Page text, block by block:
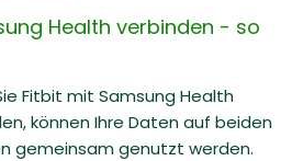
Health verbinden - so
Fitbit mit Samsung Health
können Ihre Daten auf beiden
gemeinsam genutzt werden.